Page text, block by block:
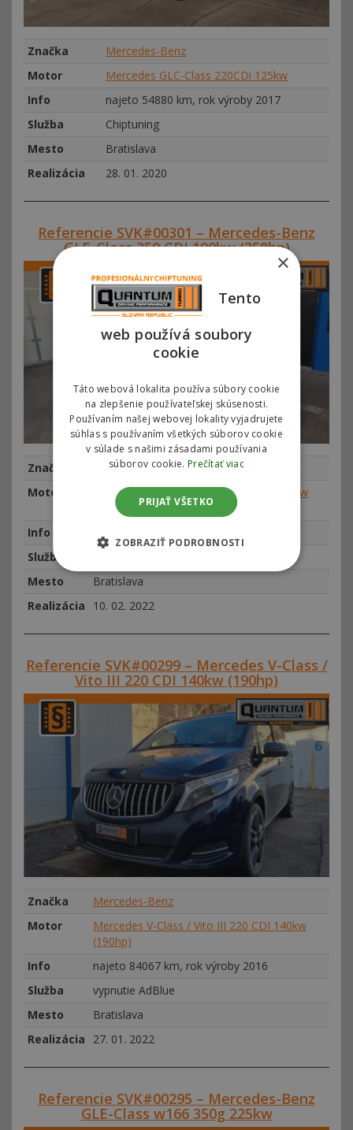
Značka
Mercedes-Benz
Motor
Mercedes GLC-Class 220CDi 125kw
Info
najeto 54880 km, rok výroby 2017
Služba
Chiptuning
Mesto
Bratislava
Realizácia
28. 01. 2020
Referencie SVK#00301 – Mercedes-Benz
GLE-Class 350 CDI 190kw (258hp)
Značka
Mercedes-Benz
Motor
Mercedes-Benz GLE-Class 350 CDI 190kw
(258hp)
Info
Služba
Mesto
Bratislava
Realizácia
10. 02. 2022
Referencie SVK#00299 – Mercedes V-Class /
Vito III 220 CDI 140kw (190hp)
Značka
Mercedes-Benz
Motor
Mercedes V-Class / Vito III 220 CDI 140kw
(190hp)
Info
najeto 84067 km, rok výroby 2016
Služba
vypnutie AdBlue
Mesto
Bratislava
Realizácia
27. 01. 2022
Referencie SVK#00295 – Mercedes-Benz
GLE-Class w166 350g 225kw
×
Tento
web používá soubory
cookie
Táto webová lokalita používa súbory cookie
na zlepšenie používateľskej skúsenosti.
Používaním našej webovej lokality vyjadrujete
súhlas s používaním všetkých súborov cookie
v súlade s našimi zásadami používania
súborov cookie. Prečítať viac
PRIJAŤ VŠETKO
ZOBRAZIŤ PODROBNOSTI